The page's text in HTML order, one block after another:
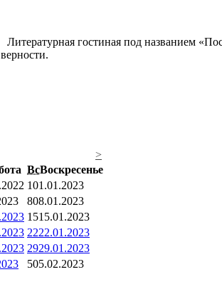
Литературная гостиная под названием
>
ВсВоскресенье
101.01.2023
808.01.2023
1515.01.2023
2222.01.2023
2929.01.2023
505.02.2023